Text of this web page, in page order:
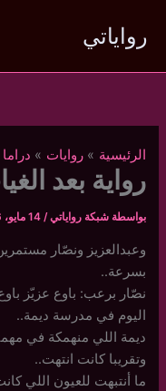
المحتوى
رواياتي
الرئيسية روايات
رواية بعد
بواسطة شبكة رواياتي/14 مايو، 2026
وعبدالعزيز ونصّار
بسرعة..
نصّار برعب: باوع عزيّز
اليوم في مدرسة ديمة..
ديمة اللي منهمكة في
وتقريبا كانت انتهت..
ما أنتبهت للعيون اللي